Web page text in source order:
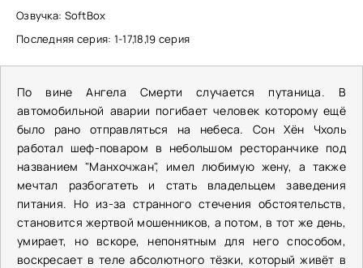
Озвучка: SoftBox
Последняя серия: 1-17,18,19 серия
По вине Ангела Смерти случается путаница. В
автомобильной аварии погибает человек которому ещё
было рано отправляться на небеса. Сон Хён Чхоль
работал шеф-поваром в небольшом ресторанчике под
названием "Манхочжан", имел любимую жену, а также
мечтал разбогатеть и стать владельцем заведения
питания. Но из-за странного стечения обстоятельств,
становится жертвой мошенников, а потом, в тот же день,
умирает, но вскоре, непонятным для него способом,
воскресает в теле абсолютного тёзки, который живёт в